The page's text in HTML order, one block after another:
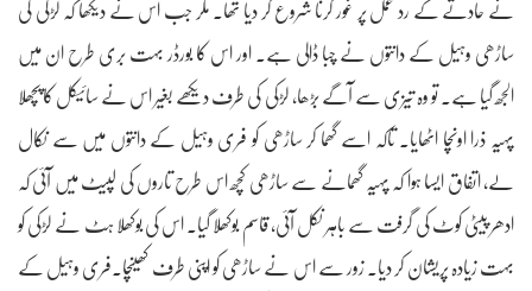
نے حادثے کے رد عمل پر غور کرنا شروع کر دیا تھا۔ مگر جب اس نے دیکھا کہ لڑکی کی
ساڑھی وہیل کے دانتوں نے چبا ڈالی ہے۔ اور اس کا بورڈر بہت بری طرح ان میں
الجھ گیا ہے۔ تو وہ تیزی سے آگے بڑھا، لڑکی کی طرف دیکھے بغیر اس نے سائیکل کا پچھلا
پہیہ ذرا اونچا اٹھایا۔ تاکہ اسے گھما کر ساڑھی کو فری وہیل کے دانتوں میں سے نکال
لے، اتفاق ایسا ہوا کہ پہیہ گھمانے سے ساڑھی کچھ اس طرح تاروں کی لپیٹ میں آئی کہ
ادھر پیٹی کوٹ کی گرفت سے باہر نکل آئی، قاسم بوکھلا گیا۔ اس کی بوکھلا ہٹ نے لڑکی کو
بہت زیادہ پریشان کر دیا۔ زور سے اس نے ساڑھی کو اپنی طرف کھینچا۔فری وہیل کے